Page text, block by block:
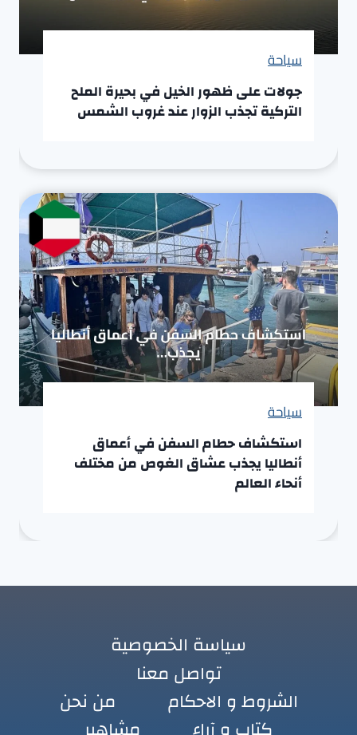
سياحة
جولات على ظهور الخيل في بحيرة الملح
التركية تجذب الزوار عند غروب الشمس
سياحة
استكشاف حطام السفن في أعماق
أنطاليا يجذب عشاق الغوص من مختلف
أنحاء العالم
سياسة الخصوصية
تواصل معنا
الشروط و الاحكام
من نحن